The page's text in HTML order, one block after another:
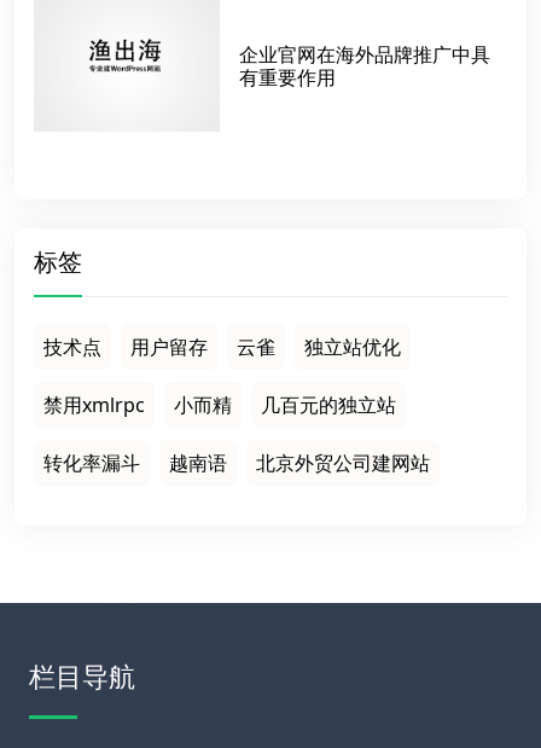
企业官网在海外品牌推广中具
有重要作用
标签
技术点 用户留存 云雀 独立站优化
禁用xmlrpc 小而精 几百元的独立站
转化率漏斗 越南语 北京外贸公司建网站
栏目导航